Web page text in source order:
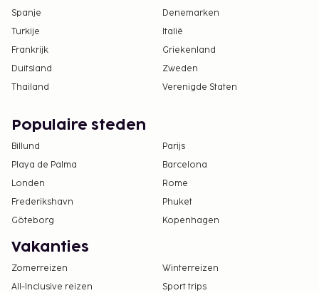
Spanje
Denemarken
Turkije
Italië
Frankrijk
Griekenland
Duitsland
Zweden
Thailand
Verenigde Staten
Populaire steden
Billund
Parijs
Playa de Palma
Barcelona
Londen
Rome
Frederikshavn
Phuket
Göteborg
Kopenhagen
Vakanties
Zomerreizen
Winterreizen
All-Inclusive reizen
Sport trips